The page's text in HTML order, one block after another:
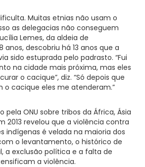
Muitas etnias não usam o
as delegacias não conseguem
Lemes, da aldeia de
anos, descobriu há 13 anos que a
sido estuprada pelo padrasto. “Fui
na cidade mais próxima, mas eles
o cacique”, diz. “Só depois que
o cacique eles me atenderam.”
pela ONU sobre tribos da África, Ásia
2013 revelou que a violência contra
indígenas é velada na maioria dos
o levantamento, o histórico de
a exclusão política e a falta de
a violência.